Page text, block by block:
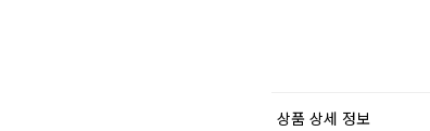
상품 상세 정보